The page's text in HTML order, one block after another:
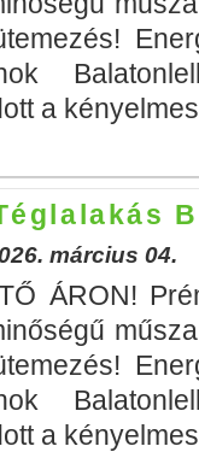
a
március 04.
ÁRON!
a